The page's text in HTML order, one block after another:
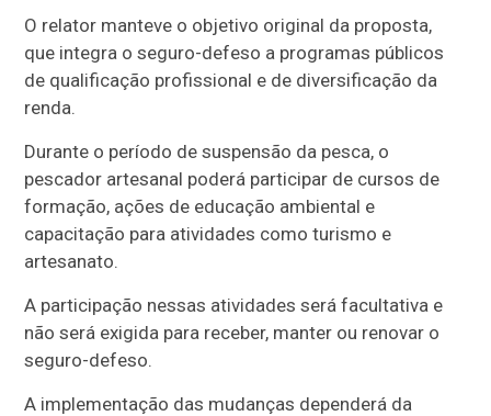
O relator manteve o objetivo original da proposta,
que integra o seguro-defeso a programas públicos
de qualificação profissional e de diversificação da
renda.
Durante o período de suspensão da pesca, o
pescador artesanal poderá participar de cursos de
formação, ações de educação ambiental e
capacitação para atividades como turismo e
artesanato.
A participação nessas atividades será facultativa e
não será exigida para receber, manter ou renovar o
seguro-defeso.
A implementação das mudanças dependerá da